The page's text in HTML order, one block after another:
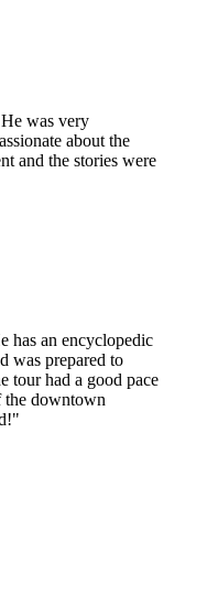
was very
about the
and the stories were
has an encyclopedic
was prepared to
tour had a good pace
the downtown